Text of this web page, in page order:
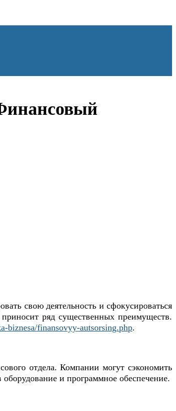
свою деятельность и сфокусироваться
ряд существенных преимуществ.
biznesa/finansovyy-autsorsing.php.
отдела. Компании могут сэкономить
и программное обеспечение.